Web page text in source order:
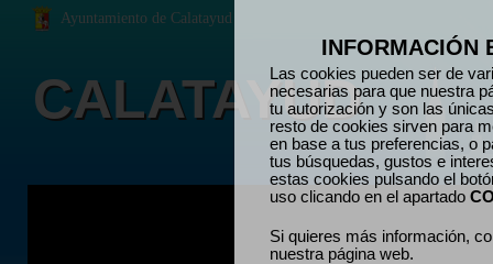
INFORMACIÓN
Las cookies pueden ser de
necesarias para que nuestra
tu autorización y son las
resto de cookies sirven para
en base a tus preferencias, o
tus búsquedas, gustos e
estas cookies pulsando el
uso clicando en el apartado
Si quieres más información,
nuestra página web.
Ayuntamiento de Calatayud
CALATAYUD